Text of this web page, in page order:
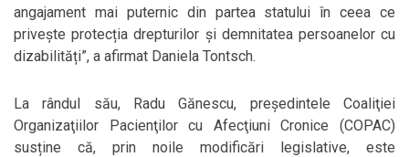
angajament mai puternic din partea statului în ceea ce
privește protecția drepturilor și demnitatea persoanelor cu
dizabilități”, a afirmat Daniela Tontsch.
La rândul său, Radu Gănescu, preşedintele Coaliţiei
Organizaţiilor Pacienţilor cu Afecţiuni Cronice (COPAC)
susține că, prin noile modificări legislative, este